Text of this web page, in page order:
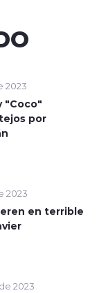
2023
"Coco"
por
2023
en terrible
2023